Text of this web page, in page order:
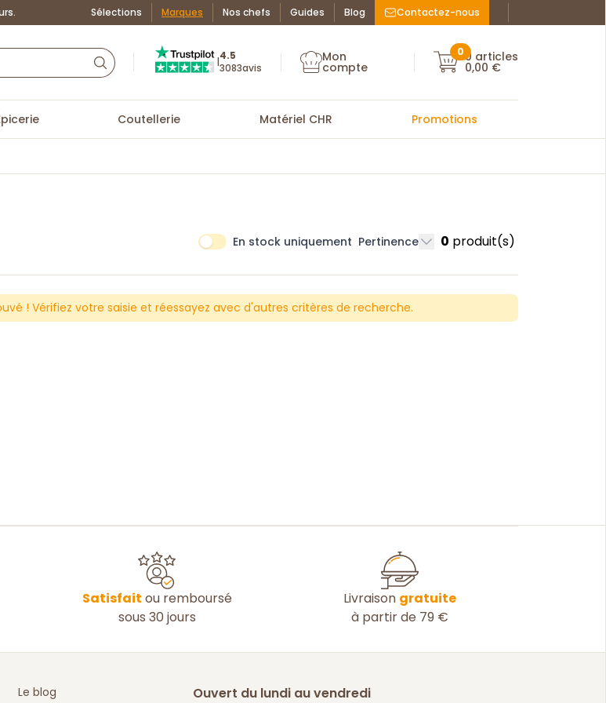
Sélections Marques Nos chefs Guides Blog Contactez-nous Facebook : La
Instagram :
Truspilot : La Boutique des chefs
4.5
3083avis Mon compte
Mon
compte Mon compte
00 articles
0,00 €
Coutellerie Matériel CHR Promotions
En stock uniquement Pertinence 0 produit(s)
! Vérifiez votre saisie et réessayez avec d'autres critères de recherche.
Satisfait ou remboursé
sous 30 jours
Livraison gratuite
à partir de 79 €
Le blog Ouvert du lundi au vendredi